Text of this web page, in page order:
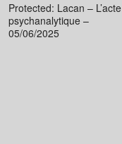
Protected: Lacan – L’acte
psychanalytique –
05/06/2025